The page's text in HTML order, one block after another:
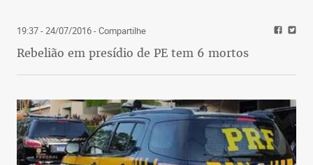
19:37 - 24/07/2016- Compartilhe
Rebelião em presídio de PE tem 6 mortos